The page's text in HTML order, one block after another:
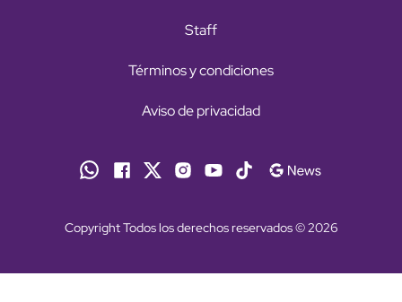
Staff
Términos y condiciones
Aviso de privacidad
Copyright Todos los derechos reservados © 2026